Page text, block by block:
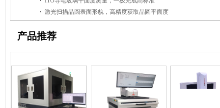
激光扫描晶圆表面形貌，高精度获取晶圆平面度
产品推荐